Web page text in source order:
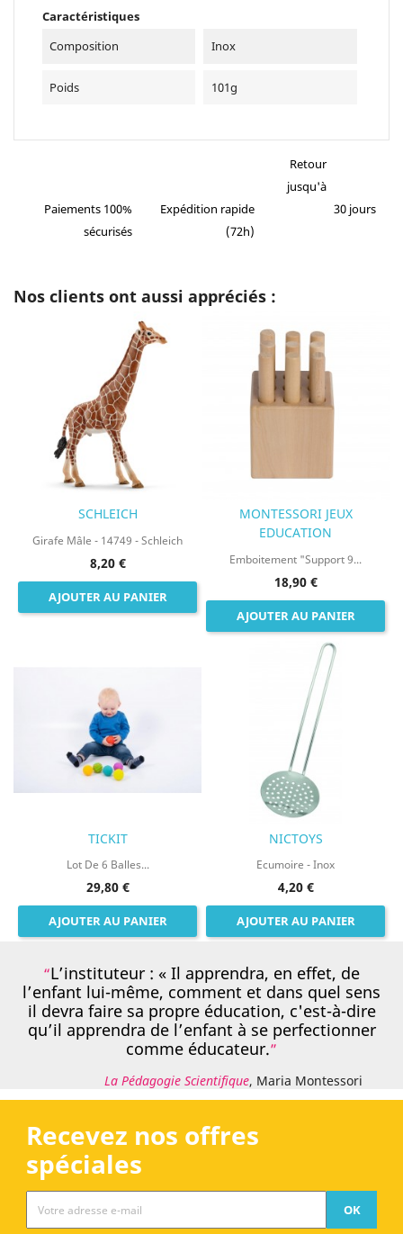
Caractéristiques
Composition
Inox
Poids 101g
Paiements 100%
sécurisés
Expédition rapide
(72h)
Retour
jusqu'à
30 jours
Nos clients ont aussi appréciés :
SCHLEICH
Girafe Mâle - 14749 - Schleich
8,20 €
AJOUTER AU PANIER
MONTESSORI JEUX
EDUCATION
Emboitement "Support 9...
18,90 €
AJOUTER AU PANIER
TICKIT
Lot De 6 Balles...
29,80 €
AJOUTER AU PANIER
NICTOYS
Ecumoire - Inox
4,20 €
AJOUTER AU PANIER
L’instituteur : « Il apprendra, en effet, de
l’enfant lui-même, comment et dans quel sens
il devra faire sa propre éducation, c'est-à-dire
qu’il apprendra de l’enfant à se perfectionner
comme éducateur.
La Pédagogie Scientifique, Maria Montessori
Recevez nos offres
spéciales